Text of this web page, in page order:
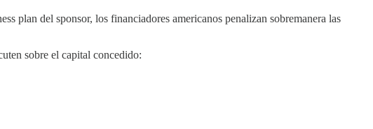
plan del sponsor, los financiadores americanos penalizan sobremanera las
sobre el capital concedido: